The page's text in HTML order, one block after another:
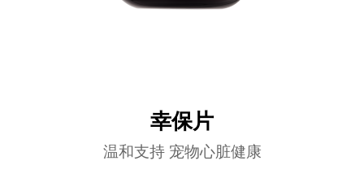
幸保片
温和支持 宠物心脏健康